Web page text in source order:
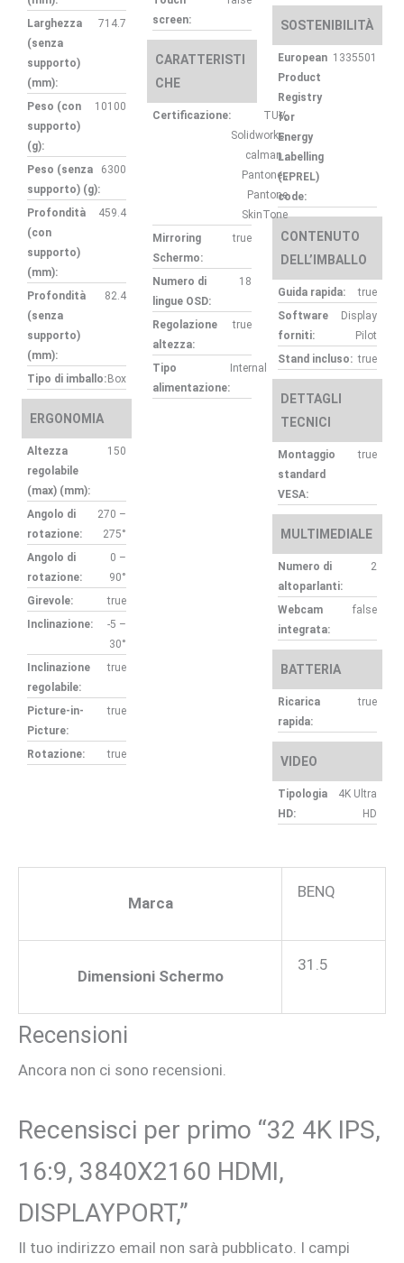
Larghezza
(senza
supporto)
(mm):
714.7
Peso (con
supporto)
(g):
10100
Peso (senza
supporto) (g):
6300
Profondità
(con
supporto)
(mm):
459.4
Profondità
(senza
supporto)
(mm):
82.4
Tipo di imballo: Box
ERGONOMIA
Altezza
regolabile
(max) (mm):
150
Angolo di
rotazione:
270 –
275°
Angolo di
rotazione:
0 –
90°
Girevole:
true
Inclinazione:
-5 –
30°
Inclinazione
regolabile:
true
Picture-in-
Picture:
true
Rotazione: true
screen:
CARATTERISTI
CHE
Certificazione:
TUV,
Solidworks,
calman ,
Pantone ,
Pantone
SkinTone
Mirroring
Schermo:
true
Numero di
lingue OSD:
18
Regolazione
altezza:
true
Tipo
alimentazione:
Internal
SOSTENIBILITÀ
European
Product
Registry
for
Energy
Labelling
(EPREL)
code:
1335501
CONTENUTO
DELL’IMBALLO
Guida rapida:
true
Software
forniti:
Display
Pilot
Stand incluso: true
DETTAGLI
TECNICI
Montaggio
standard
VESA:
true
MULTIMEDIALE
Numero di
altoparlanti:
2
Webcam
integrata:
false
BATTERIA
Ricarica
rapida:
true
VIDEO
Tipologia
HD:
4K Ultra
HD
Marca
BENQ
Dimensioni Schermo
31.5
Recensioni
Ancora non ci sono recensioni.
Recensisci per primo “32 4K IPS,
16:9, 3840X2160 HDMI,
DISPLAYPORT,”
Il tuo indirizzo email non sarà pubblicato. I campi